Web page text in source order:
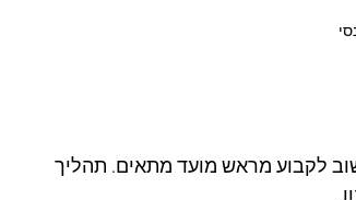
לקבוע מראש מועד מתאים. תהליך